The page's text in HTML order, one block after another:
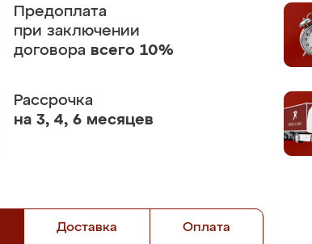
Предоплата
при заключении
договора всего 10%
Рассрочка
на 3, 4, 6 месяцев
Доставка Оплата